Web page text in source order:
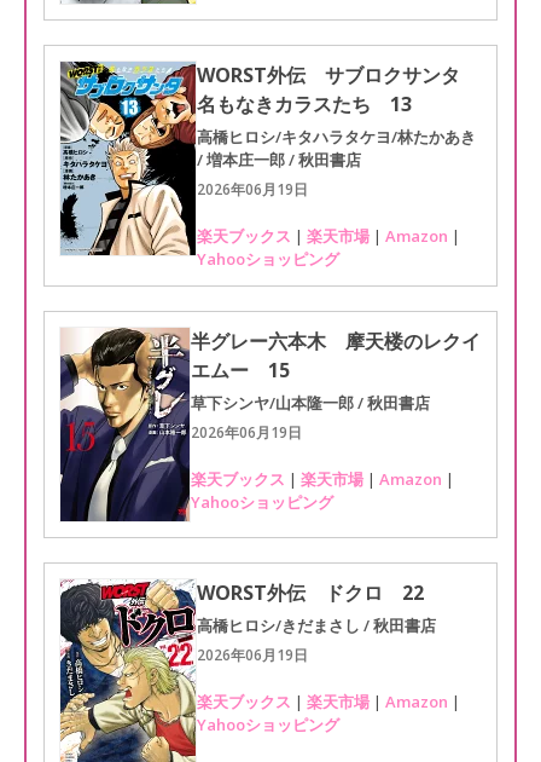
WORST外伝 サブロクサンタ
名もなきカラスたち 13
高橋ヒロシ/キタハラタケヨ/林たかあき
/ 増本庄一郎 / 秋田書店
2026年06月19日
楽天ブックス | 楽天市場 | Amazon |
Yahooショッピング
半グレー六本木 摩天楼のレクイ
エムー 15
草下シンヤ/山本隆一郎 / 秋田書店
2026年06月19日
楽天ブックス | 楽天市場 | Amazon |
Yahooショッピング
WORST外伝 ドクロ 22
高橋ヒロシ/きだまさし / 秋田書店
2026年06月19日
楽天ブックス | 楽天市場 | Amazon |
Yahooショッピング